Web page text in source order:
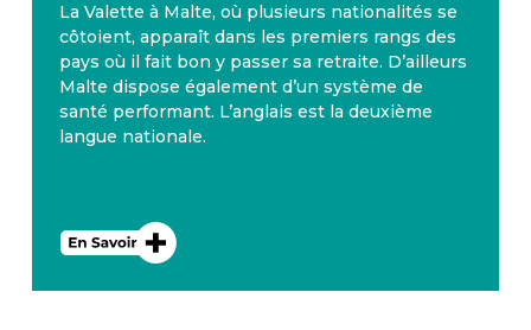
La Valette à Malte, où plusieurs nationalités se
côtoient, apparaît dans les premiers rangs des
pays où il fait bon y passer sa retraite. D’ailleurs
Malte dispose également d’un système de
santé performant. L’anglais est la deuxième
langue nationale.